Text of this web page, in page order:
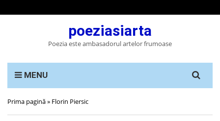
poeziasiarta
Poezia este ambasadorul artelor frumoase
MENU
for:
Prima pagină» Florin Piersic